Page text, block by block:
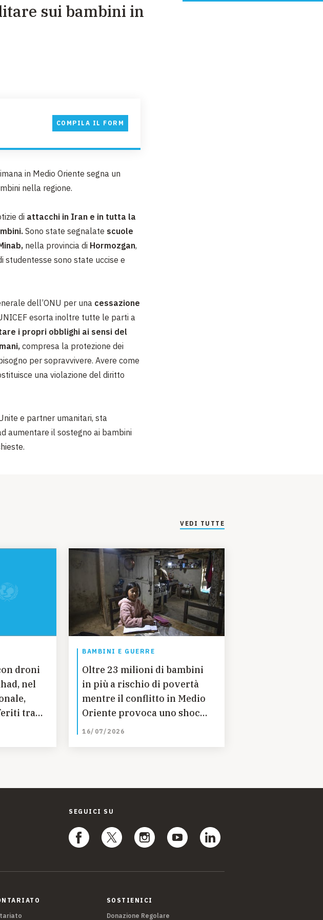
sui bambini in
COMPILA IL FORM
in Medio Oriente segna un
nella regione.
di attacchi in Iran e in tutta la
Sono state segnalate scuole
nella provincia di Hormozgan,
studentesse sono state uccise e
dell’ONU per una cessazione
esorta inoltre tutte le parti a
i propri obblighi ai sensi del
compresa la protezione dei
per sopravvivere. Avere come
una violazione del diritto
e partner umanitari, sta
aumentare il sostegno ai bambini
VEDI TUTTE
droni
nel
tra i
BAMBINI E GUERRE
Oltre 23 milioni di bambini
in più a rischio di povertà
mentre il conflitto in Medio
Oriente provoca uno shock
economico globale
16/07/2026
SEGUICI SU
SOSTIENICI
Donazione Regolare